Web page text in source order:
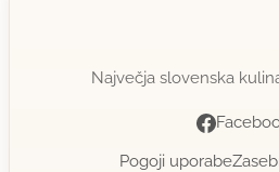
Največja slovenska
Pogoji uporabe